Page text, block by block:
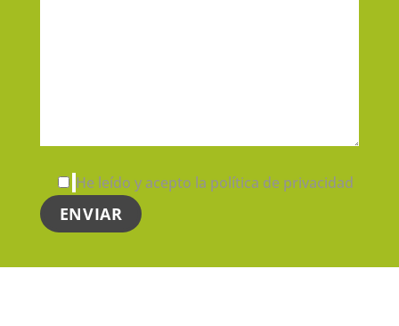
He leído y acepto la política de privacidad